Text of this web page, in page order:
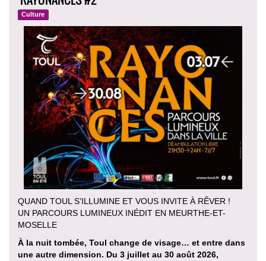
Culture
QUAND TOUL S’ILLUMINE ET VOUS INVITE À RÊVER !
UN PARCOURS LUMINEUX INÉDIT EN MEURTHE-ET-
MOSELLE
À la nuit tombée, Toul change de visage… et entre dans
une autre dimension. Du 3 juillet au 30 août 2026,